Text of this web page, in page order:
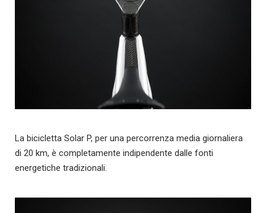
La bicicletta Solar P, per una percorrenza media giornaliera
di 20 km, è completamente indipendente dalle fonti
energetiche tradizionali.